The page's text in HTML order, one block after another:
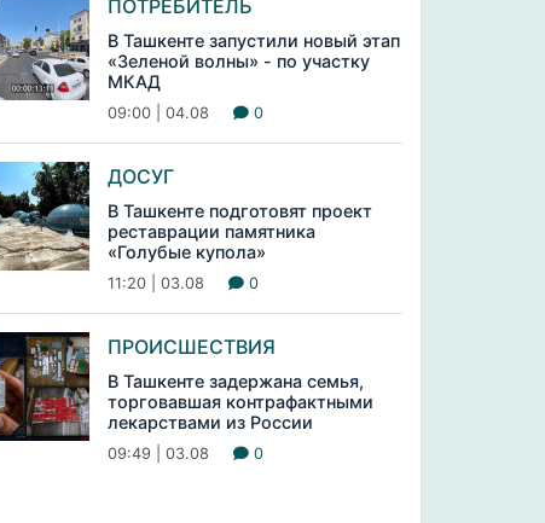
ПОТРЕБИТЕЛЬ
В Ташкенте запустили новый этап
«Зеленой волны» - по участку
МКАД
09:00 | 04.08 0
ДОСУГ
В Ташкенте подготовят проект
реставрации памятника
«Голубые купола»
11:20 | 03.08 0
ПРОИСШЕСТВИЯ
В Ташкенте задержана семья,
торговавшая контрафактными
лекарствами из России
09:49 | 03.08 0